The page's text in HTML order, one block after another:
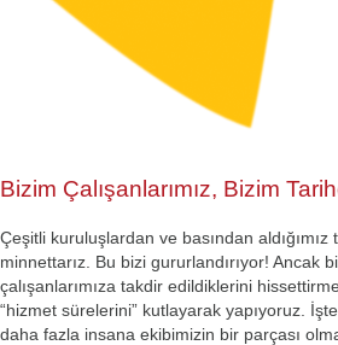
Bizim Çalışanlarımız, Bizim
Çeşitli kuruluşlardan ve basından
minnettarız. Bu bizi gururlandırıyor! Ancak
çalışanlarımıza takdir edildiklerini
“hizmet sürelerini” kutlayarak yapıyoruz.
daha fazla insana ekibimizin bir parçası